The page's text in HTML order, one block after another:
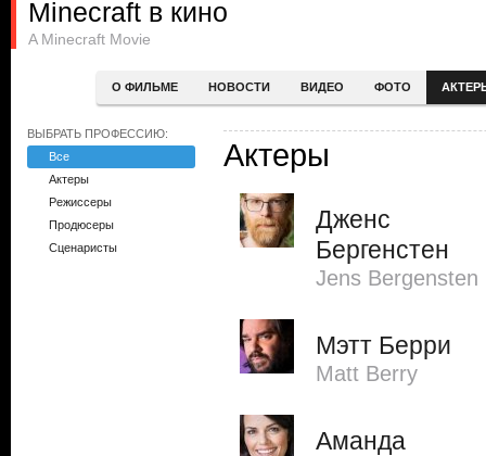
Minecraft в кино
A Minecraft Movie
О ФИЛЬМЕ НОВОСТИ ВИДЕО ФОТО
ВЫБРАТЬ ПРОФЕССИЮ:
Все
Актеры
Режиссеры
Продюсеры
Сценаристы
Актеры
Дженс
Бергенстен
Jens Bergensten
Мэтт Берри
Matt Berry
Аманда